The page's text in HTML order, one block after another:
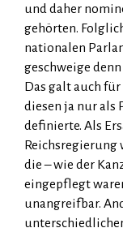
und daher
gehörten.
nationalen
geschweige
Das galt auch für
diesen ja nur als
definierte. Als
Reichsregierung
die – wie der
eingepflegt
unangreifbar.